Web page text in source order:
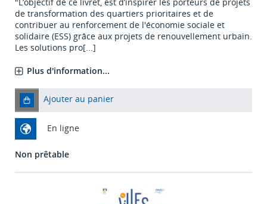
de transformation des quartiers prioritaires et de
contribuer au renforcement de l'économie sociale et
solidaire (ESS) grâce aux projets de renouvellement urbain.
Les solutions pro[...]
Plus d'information...
Ajouter au panier
En ligne
Non prêtable